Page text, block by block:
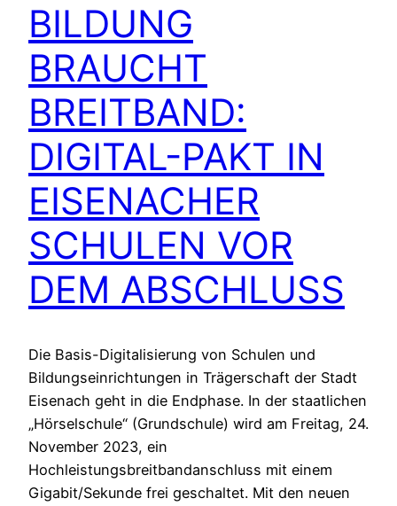
BILDUNG
BRAUCHT
BREITBAND:
DIGITAL-PAKT IN
EISENACHER
SCHULEN VOR
DEM ABSCHLUSS
Die Basis-Digitalisierung von Schulen und
Bildungseinrichtungen in Trägerschaft der Stadt
Eisenach geht in die Endphase. In der staatlichen
„Hörselschule“ (Grundschule) wird am Freitag, 24.
November 2023, ein
Hochleistungsbreitbandanschluss mit einem
Gigabit/Sekunde frei geschaltet. Mit den neuen